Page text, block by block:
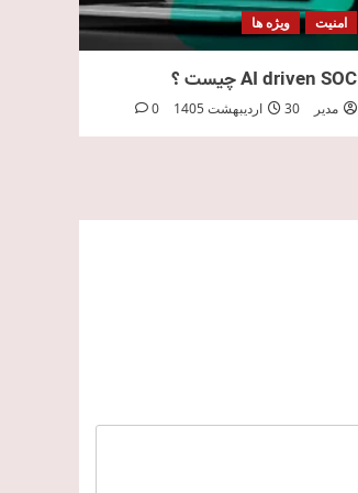
امنیت ویژه ها
AI driven SOC چیست ؟
مدیر 30 اردیبهشت 1405 0